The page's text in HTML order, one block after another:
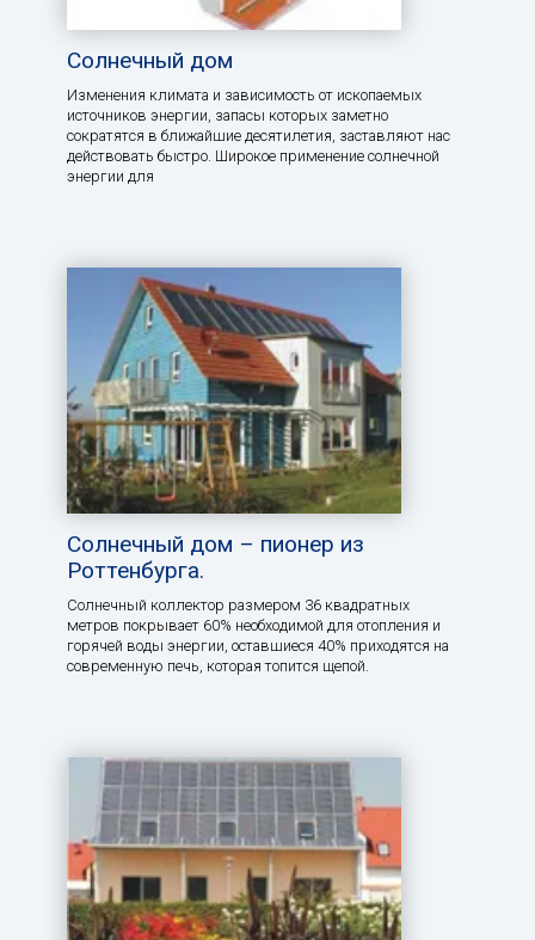
Солнечный дом
Изменения климата и зависимость от ископаемых
источников энергии, запасы которых заметно
сократятся в ближайшие десятилетия, заставляют нас
действовать быстро. Широкое применение солнечной
энергии для
Солнечный дом – пионер из
Роттенбурга.
Солнечный коллектор размером 36 квадратных
метров покрывает 60% необходимой для отопления и
горячей воды энергии, оставшиеся 40% приходятся на
современную печь, которая топится щепой.